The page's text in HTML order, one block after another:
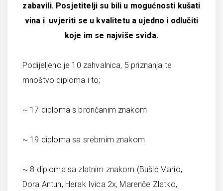
zabavili. Posjetitelji su bili u mogućnosti kušati
vina i uvjeriti se u kvalitetu a ujedno i odlučiti
koje im se najviše sviđa.
Podijeljeno je 10 zahvalnica, 5 priznanja te
mnoštvo diploma i to;
~ 17 diploma s brončanim znakom
~ 19 diploma sa srebrnim znakom
~ 8 diploma sa zlatnim znakom (Bušić Mario,
Dora Antun, Herak Ivica 2x, Marenče Zlatko,